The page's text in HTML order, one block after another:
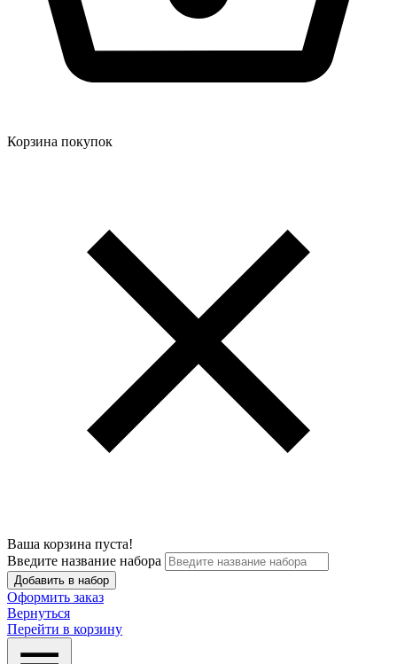
Корзина покупок
Ваша корзина пуста!
Введите название набора
Добавить в набор
Оформить заказ
Вернуться
Перейти в корзину